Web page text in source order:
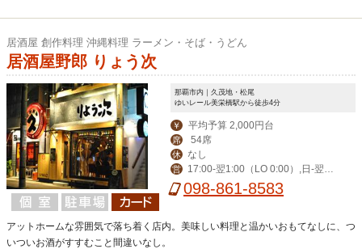
居酒屋 創作料理 沖縄料理 ラーメン・そば・うどん
居酒屋野郎 りょう次
那覇市内｜久茂地・松尾
ゆいレール美栄橋駅から徒歩4分
￥ 平均予算 2,000円台
席 54席
休 なし
営
17:00-翌1:00（LO 0:00）,日-翌0:
30（LO 23:30）
098-861-8583
アットホームな雰囲気で落ち着く店内。美味しい料理と温かいおもてなしに、つ
いついお酒がすすむこと間違いなし。